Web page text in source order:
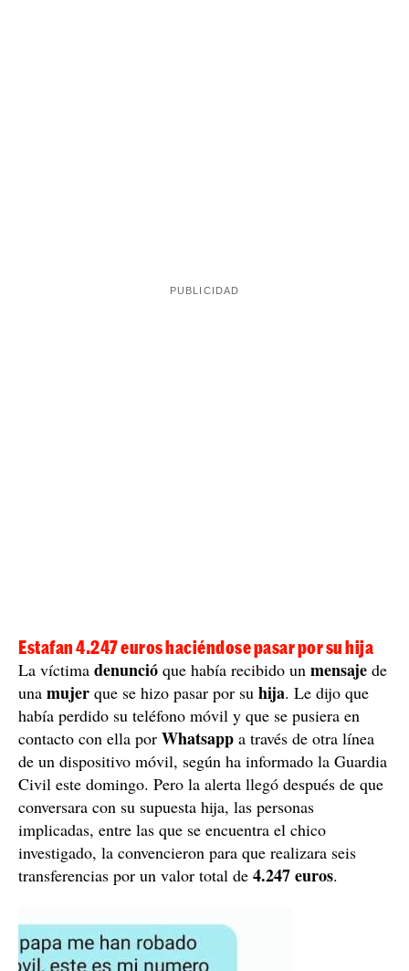
Estafan 4.247 euros haciéndose pasar por su hija
La víctima denunció que había recibido un mensaje de
una mujer que se hizo pasar por su hija. Le dijo que
había perdido su teléfono móvil y que se pusiera en
contacto con ella por Whatsapp a través de otra línea
de un dispositivo móvil, según ha informado la Guardia
Civil este domingo. Pero la alerta llegó después de que
conversara con su supuesta hija, las personas
implicadas, entre las que se encuentra el chico
investigado, la convencieron para que realizara seis
transferencias por un valor total de 4.247 euros.